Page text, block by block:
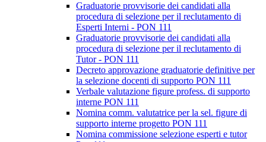
Graduatorie provvisorie dei candidati alla
procedura di selezione per il reclutamento di
Esperti Interni - PON 111
Graduatorie provvisorie dei candidati alla
procedura di selezione per il reclutamento di
Tutor - PON 111
Decreto approvazione graduatorie definitive per
la selezione docenti di supporto PON 111
Verbale valutazione figure profess. di supporto
interne PON 111
Nomina comm. valutatrice per la sel. figure di
supporto interne progetto PON 111
Nomina commissione selezione esperti e tutor